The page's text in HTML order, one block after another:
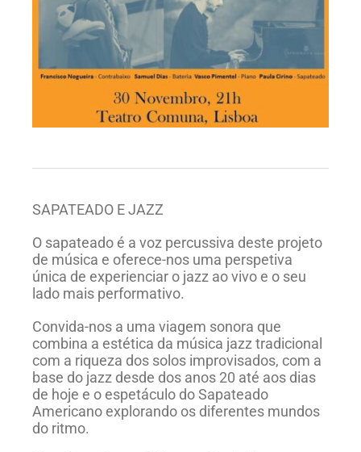
SAPATEADO E JAZZ
O sapateado é a voz percussiva deste projeto
de música e oferece-nos uma perspetiva
única de experienciar o jazz ao vivo e o seu
lado mais performativo.
Convida-nos a uma viagem sonora que
combina a estética da música jazz tradicional
com a riqueza dos solos improvisados, com a
base do jazz desde dos anos 20 até aos dias
de hoje e o espetáculo do Sapateado
Americano explorando os diferentes mundos
do ritmo.